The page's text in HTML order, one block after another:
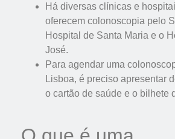
Há diversas clínicas e
oferecem colonoscopia pelo
Hospital de Santa Maria e o
José.
Para agendar uma
Lisboa, é preciso apresentar
o cartão de saúde e o bilhete